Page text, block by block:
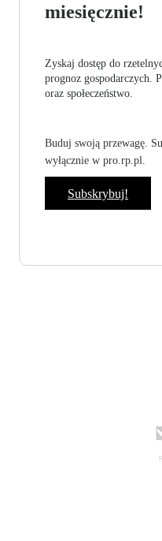
miesięcznie!
Zyskaj dostęp do
prognoz gospodarczych.
oraz społeczeństwo.
Buduj swoją przewagę.
wyłącznie w pro.rp.pl.
Subskrybuj!